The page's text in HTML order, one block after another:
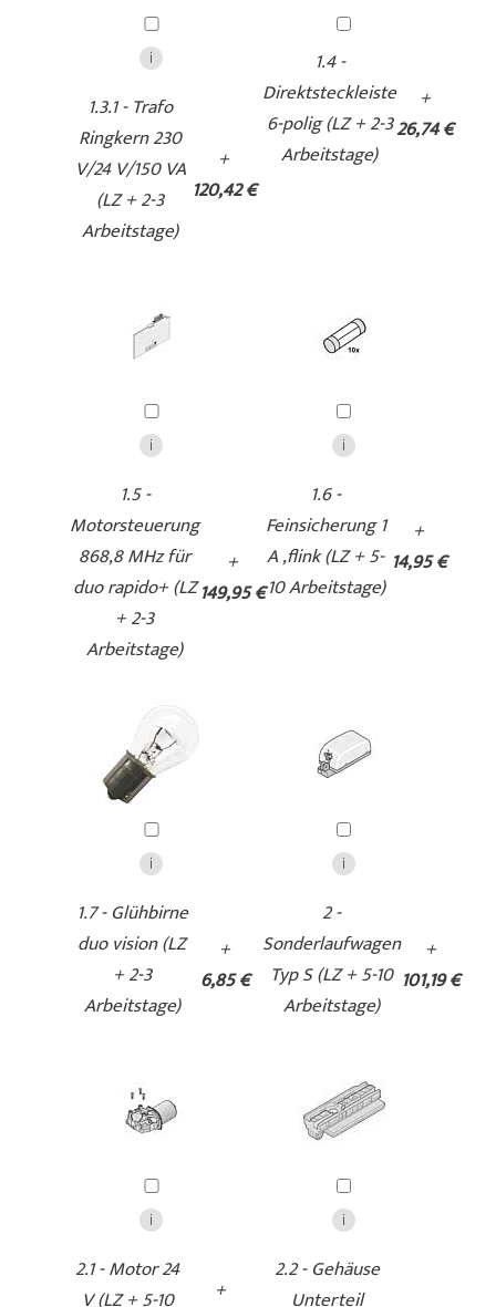
1.3.1 - Trafo
Ringkern 230
V/24 V/150 VA
(LZ + 2-3
Arbeitstage)
+
120,42 €
1.4 -
Direktsteckleiste
6-polig (LZ + 2-3
Arbeitstage)
+
26,74 €
1.5 -
Motorsteuerung
868,8 MHz für
duo rapido+ (LZ
+ 2-3
Arbeitstage)
+
149,95 €
1.6 -
Feinsicherung 1
A ,flink (LZ + 5-
10 Arbeitstage)
+
14,95 €
1.7 - Glühbirne
duo vision (LZ
+ 2-3
Arbeitstage)
+
6,85 €
2 -
Sonderlaufwagen
Typ S (LZ + 5-10
Arbeitstage)
+
101,19 €
2.1 - Motor 24
V (LZ + 5-10
+
2.2 - Gehäuse
Unterteil